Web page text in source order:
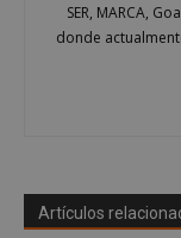
SER, MARCA,
donde
Artículos